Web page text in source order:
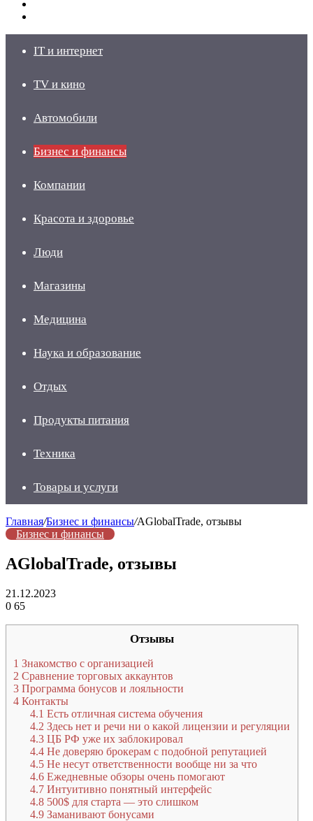
IT и интернет
TV и кино
Автомобили
Бизнес и финансы
Компании
Красота и здоровье
Люди
Магазины
Медицина
Наука и образование
Отдых
Продукты питания
Техника
Товары и услуги
Главная/Бизнес и финансы/AGlobalTrade, отзывы
Бизнес и финансы
AGlobalTrade, отзывы
21.12.2023
0 65
Отзывы
1 Знакомство с организацией
2 Сравнение торговых аккаунтов
3 Программа бонусов и лояльности
4 Контакты
4.1 Есть отличная система обучения
4.2 Здесь нет и речи ни о какой лицензии и регуляции
4.3 ЦБ РФ уже их заблокировал
4.4 Не доверяю брокерам с подобной репутацией
4.5 Не несут ответственности вообще ни за что
4.6 Ежедневные обзоры очень помогают
4.7 Интуитивно понятный интерфейс
4.8 500$ для старта — это слишком
4.9 Заманивают бонусами